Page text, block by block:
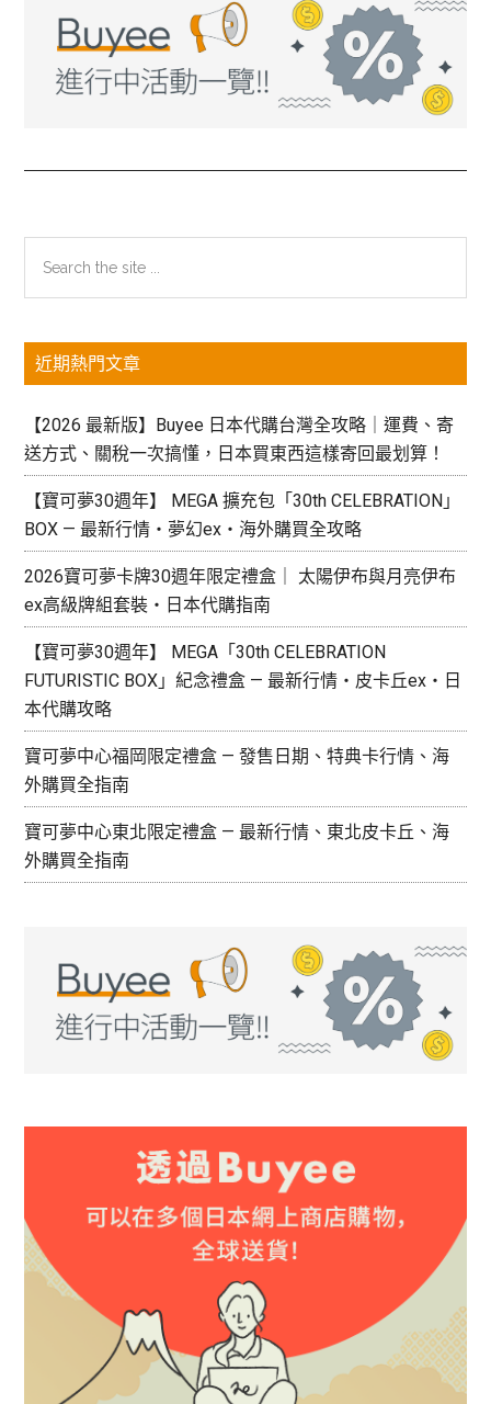
主
要
資
訊
欄
the
近期熱門文章
【2026 最新版】Buyee 日本代購台灣全攻略｜運費、寄
送方式、關稅一次搞懂，日本買東西這樣寄回最划算！
【寶可夢30週年】 MEGA 擴充包「30th CELEBRATION」
BOX — 最新行情・夢幻ex・海外購買全攻略
2026寶可夢卡牌30週年限定禮盒｜ 太陽伊布與月亮伊布
ex高級牌組套裝・日本代購指南
【寶可夢30週年】 MEGA「30th CELEBRATION
FUTURISTIC BOX」紀念禮盒 — 最新行情・皮卡丘ex・日
本代購攻略
寶可夢中心福岡限定禮盒 — 發售日期、特典卡行情、海
外購買全指南
寶可夢中心東北限定禮盒 — 最新行情、東北皮卡丘、海
外購買全指南